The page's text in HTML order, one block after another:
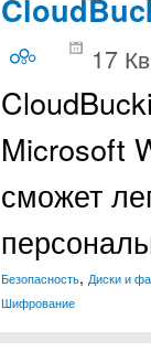
17
Microsoft
сможет
Безопасность, Диски и
Шифрование